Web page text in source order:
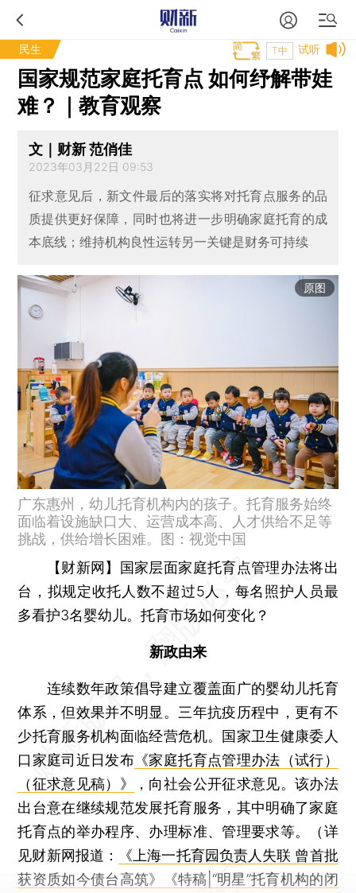
民生 试听
T中
国家规范家庭托育点 如何纾解带娃
难？｜教育观察
文｜财新 范俏佳
2023年03月22日 09:53
征求意见后，新文件最后的落实将对托育点服务的品
质提供更好保障，同时也将进一步明确家庭托育的成
本底线；维持机构良性运转另一关键是财务可持续
原图
广东惠州，幼儿托育机构内的孩子。托育服务始终
面临着设施缺口大、运营成本高、人才供给不足等
挑战，供给增长困难。图：视觉中国
【财新网】 国家层面家庭托育点管理办法将出
台，拟规定收托人数不超过5人，每名照护人员最
多看护3名婴幼儿。托育市场如何变化？
新政由来
连续数年政策倡导建立覆盖面广的婴幼儿托育
体系，但效果并不明显。三年抗疫历程中，更有不
少托育服务机构面临经营危机。国家卫生健康委人
口家庭司近日发布 《家庭托育点管理办法（试行）
（征求意见稿）》
，向社会公开征求意见。该办法
出台意在继续规范发展托育服务，其中明确了家庭
托育点的举办程序、办理标准、管理要求等。（详
见财新网报道：
《上海一托育园负责人失联 曾首批
获资质如今债台高筑》
《特稿|“明星”托育机构的闭